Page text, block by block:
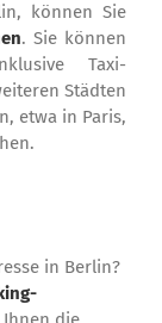
können Sie
. Sie können
Taxi-
Städten
etwa in Paris,
in Berlin?